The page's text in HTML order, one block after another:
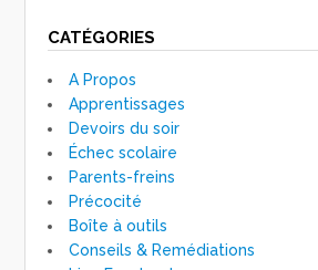
CATÉGORIES
A Propos
Apprentissages
Devoirs du soir
Échec scolaire
Parents-freins
Précocité
Boîte à outils
Conseils & Remédiations